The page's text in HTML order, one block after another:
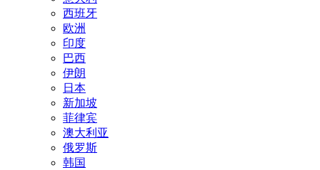
西班牙
欧洲
印度
巴西
伊朗
日本
新加坡
菲律宾
澳大利亚
俄罗斯
韩国